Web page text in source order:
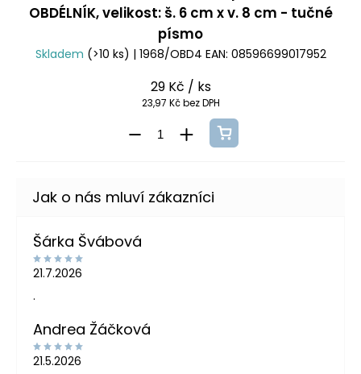
OBDÉLNÍK, velikost: š. 6 cm x v. 8 cm - tučné
písmo
Skladem (>10 ks) | 1968/OBD4 EAN: 08596699017952
29 Kč / ks
23,97 Kč bez DPH
Šárka Švábová
21.7.2026
.
Andrea Žáčková
21.5.2026